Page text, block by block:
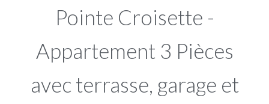
Pointe Croisette -
Appartement 3 Pièces
avec terrasse, garage et